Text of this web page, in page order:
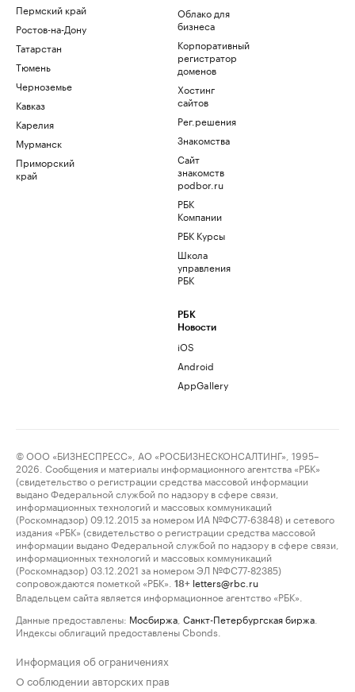
Пермский край
Ростов-на-Дону
Татарстан
Тюмень
Черноземье
Кавказ
Карелия
Мурманск
Приморский
край
Облако для
бизнеса
Корпоративный
регистратор
доменов
Хостинг
сайтов
Рег.решения
Знакомства
Сайт
знакомств
podbor.ru
РБК
Компании
РБК Курсы
Школа
управления
РБК
РБК
Новости
iOS
Android
AppGallery
© ООО «БИЗНЕСПРЕСС», АО «РОСБИЗНЕСКОНСАЛТИНГ», 1995–
2026. Сообщения и материалы информационного агентства «РБК»
(свидетельство о регистрации средства массовой информации
выдано Федеральной службой по надзору в сфере связи,
информационных технологий и массовых коммуникаций
(Роскомнадзор) 09.12.2015 за номером ИА №ФС77-63848) и сетевого
издания «РБК» (свидетельство о регистрации средства массовой
информации выдано Федеральной службой по надзору в сфере связи,
информационных технологий и массовых коммуникаций
(Роскомнадзор) 03.12.2021 за номером ЭЛ №ФС77-82385)
сопровождаются пометкой «РБК».
18+ letters@rbc.ru
Владельцем сайта является информационное агентство «РБК».
Данные предоставлены: Мосбиржа Санкт-Петербургская биржа
Индексы облигаций предоставлены Cbonds.
Информация об ограничениях
О соблюдении авторских прав